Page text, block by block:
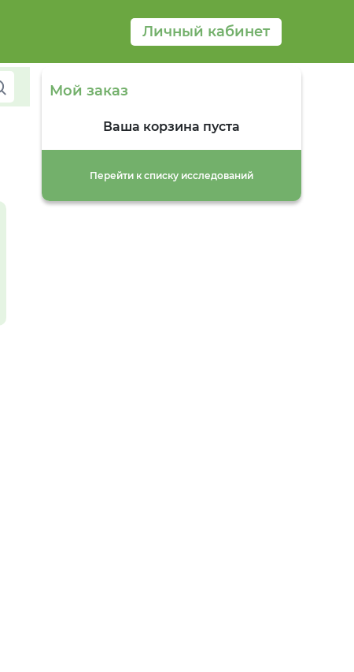
Личный кабинет
Мой заказ
Ваша корзина пуста
Перейти к списку исследований